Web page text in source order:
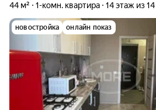
44 м² 1-комн. квартира 14 этаж из 14
новостройка онлайн показ